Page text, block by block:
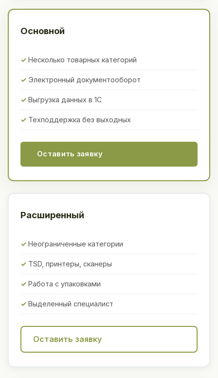
Основной
Несколько товарных категорий
Электронный документооборот
Выгрузка данных в 1С
Техподдержка без выходных
Оставить заявку
Расширенный
Неограниченные категории
TSD, принтеры, сканеры
Работа с упаковками
Выделенный специалист
Оставить заявку